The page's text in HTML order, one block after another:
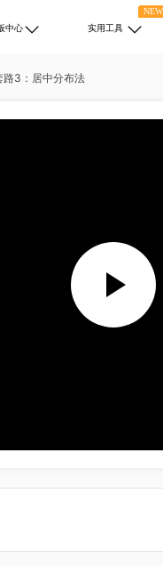
中心
NEW
实用工具
路3：居中分布法